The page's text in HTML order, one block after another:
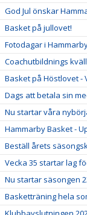
God Jul önskar
Basket på jullovet!
Fotodagar i
Coachutbildnings
Basket på Höstlovet -
Dags att betala sin
Nu startar våra
Hammarby Basket -
Beställ årets
Vecka 35 startar lag
Nu startar säsongen
Basketträning hela